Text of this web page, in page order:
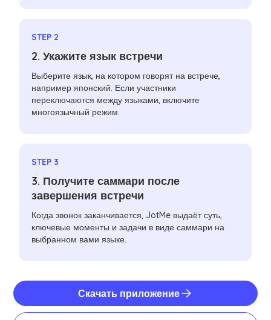
STEP 2
2. Укажите язык встречи
Выберите язык, на котором говорят на встрече,
например японский. Если участники
переключаются между языками, включите
многоязычный режим.
STEP 3
3. Получите саммари после
завершения встречи
Когда звонок заканчивается, JotMe выдаёт суть,
ключевые моменты и задачи в виде саммари на
выбранном вами языке.
Скачать приложение